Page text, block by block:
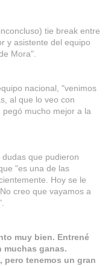
tie break entre
y asistente del equipo
Mora".
nacional, "venimos
al que lo veo con
mucho mejor a la
que pudieron
"es una de las
Hoy se le
creo que vayamos a
muy bien. Entrené
ganas.
pero tenemos un gran